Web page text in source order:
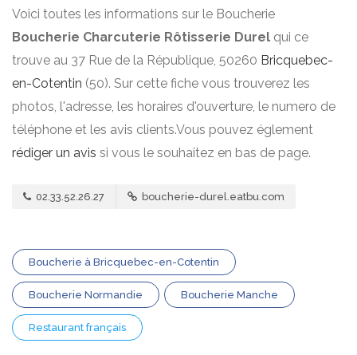
Voici toutes les informations sur le Boucherie
Boucherie Charcuterie Rôtisserie Durel qui ce
trouve au 37 Rue de la République, 50260 Bricquebec-
en-Cotentin (50). Sur cette fiche vous trouverez les
photos, l'adresse, les horaires d'ouverture, le numero de
téléphone et les avis clients.Vous pouvez églement
rédiger un avis si vous le souhaitez en bas de page.
02.33.52.26.27 boucherie-durel.eatbu.com
Boucherie à Bricquebec-en-Cotentin
Boucherie Normandie Boucherie Manche
Restaurant français